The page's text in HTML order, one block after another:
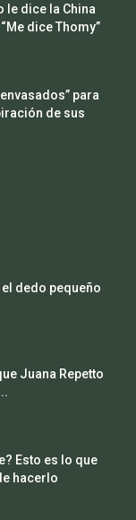
le dice la China
dice Thomy”
para
de sus
dedo pequeño
Juana Repetto
Esto es lo que
hacerlo